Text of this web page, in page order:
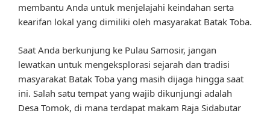
membantu Anda untuk menjelajahi keindahan serta
kearifan lokal yang dimiliki oleh masyarakat Batak Toba.
Saat Anda berkunjung ke Pulau Samosir, jangan
lewatkan untuk mengeksplorasi sejarah dan tradisi
masyarakat Batak Toba yang masih dijaga hingga saat
ini. Salah satu tempat yang wajib dikunjungi adalah
Desa Tomok, di mana terdapat makam Raja Sidabutar